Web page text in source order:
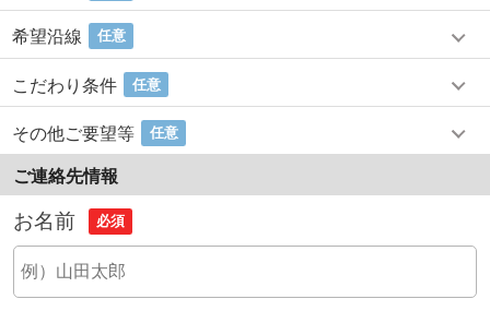
希望沿線 任意
こだわり条件 任意
その他ご要望等 任意
ご連絡先情報
お名前 必須